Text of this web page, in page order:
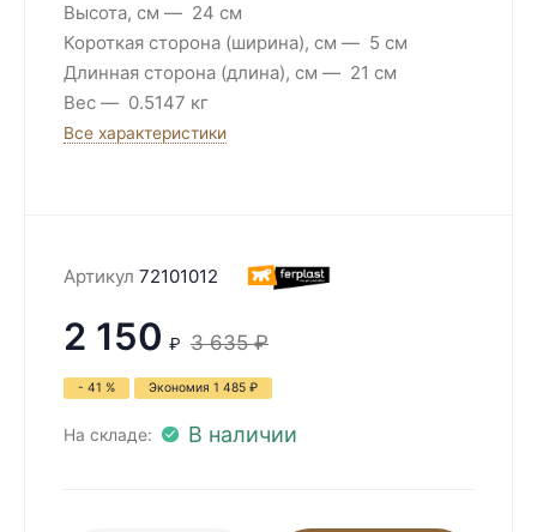
Высота, см
24 см
Короткая сторона (ширина), см
5 см
Длинная сторона (длина), см
21 см
Вес
0.5147 кг
Все характеристики
Артикул 72101012
2 150 ₽ 3 635 ₽
- 41 % Экономия 1 485 ₽
На складе: В наличии